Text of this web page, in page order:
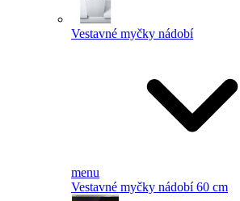
Vestavné myčky nádobí
menu
Vestavné myčky nádobí 60 cm